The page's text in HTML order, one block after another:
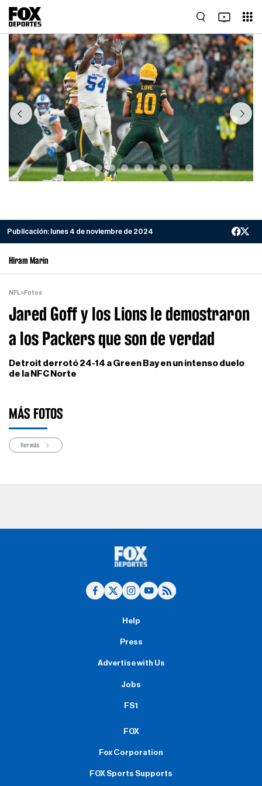
Previous Next
Publicación: lunes 4 de noviembre de 2024
Hiram Marín
NFL>Fotos
Jared Goff y los Lions le demostraron
a los Packers que son de verdad
Detroit derrotó 24-14 a Green Bay en un intenso duelo
de la NFC Norte
MÁS FOTOS
Ver más
Help
Press
Advertise with Us
Jobs
FS1
FOX
Fox Corporation
FOX Sports Supports